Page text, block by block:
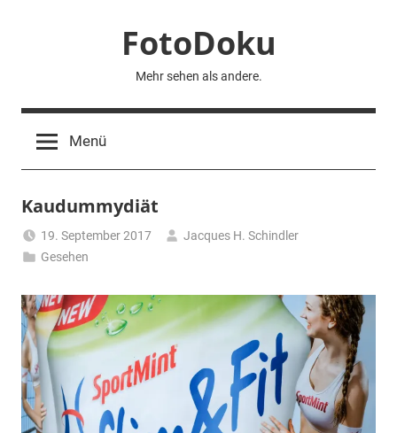
FotoDoku
Mehr sehen als andere.
Menü
Kaudummydiät
19. September 2017
Jacques H. Schindler
Gesehen